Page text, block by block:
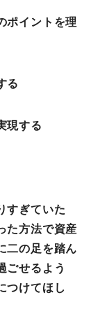
ポイントを理
る
現する
すぎていた
た方法で資産
二の足を踏ん
ごせるよう
つけてほし